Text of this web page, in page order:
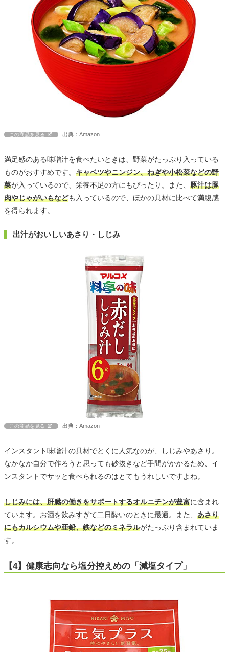
この商品を見る 出典：Amazon
満足感のある味噌汁を食べたいときは、野菜がたっぷり入っている
ものがおすすめです。 キャベツやニンジン、ねぎや小松菜などの野
菜が入っているので、栄養不足の方にもぴったり。また、 豚汁は豚
肉やじゃがいもなども入っているので、ほかの具材に比べて満腹感
を得られます。
出汁がおいしいあさり・しじみ
この商品を見る 出典：Amazon
インスタント味噌汁の具材でとくに人気なのが、しじみやあさり。
なかなか自分で作ろうと思っても砂抜きなど手間がかかるため、イ
ンスタントでサッと食べられるのはとてもうれしいですよね。
しじみには、肝臓の働きをサポートするオルニチンが豊富に含まれ
ています。お酒を飲みすぎて二日酔いのときに最適。また、 あさり
にもカルシウムや亜鉛、鉄などのミネラルがたっぷり含まれていま
す。
【4】健康志向なら塩分控えめの「減塩タイプ」